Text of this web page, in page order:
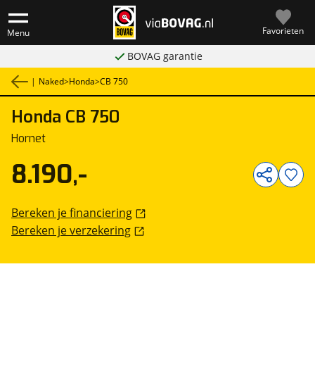
Menu Favorieten
BOVAG garantie
| Naked>Honda>CB 750
Honda CB 750
Hornet
8.190,-
Bereken je financiering
Bereken je verzekering